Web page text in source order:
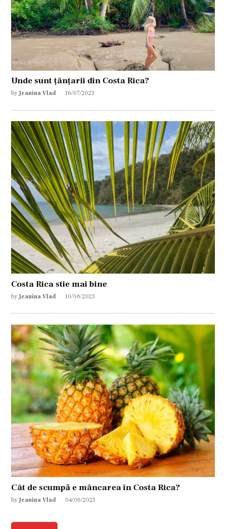
Unde sunt țânțarii din Costa Rica?
by Jeanina Vlad 16/07/2023
Costa Rica stie mai bine
by Jeanina Vlad 10/06/2023
Cât de scumpă e mâncarea în Costa Rica?
by Jeanina Vlad 04/06/2023